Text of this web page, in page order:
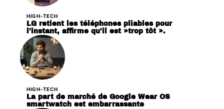
HIGH-TECH
LG retient les téléphones pliables pour
l’instant, affirme qu’il est »trop tôt ».
HIGH-TECH
La part de marché de Google Wear OS
smartwatch est embarrassante